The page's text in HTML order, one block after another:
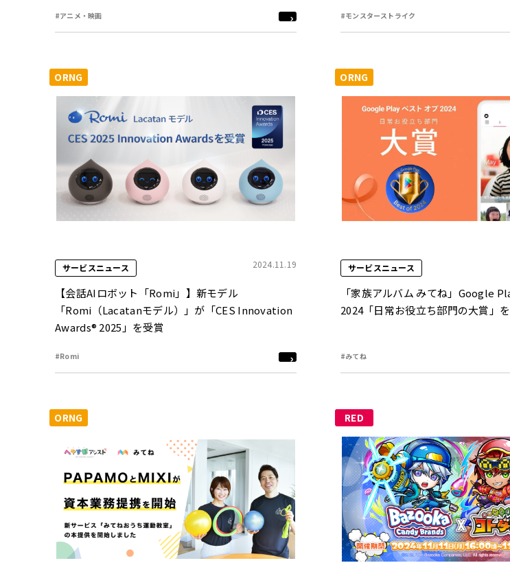
#アニメ・映画 #モンスターストライク
ORNG
サービスニュース 2024.11.19
【会話AIロボット「Romi」】新モデル
「Romi（Lacatanモデル）」が「CES Innovation
Awards® 2025」を受賞
#Romi
ORNG
サービスニュース
「家族アルバム みてね」Google
2024「日常お役立ち部門の大賞」を
#みてね
ORNG RED